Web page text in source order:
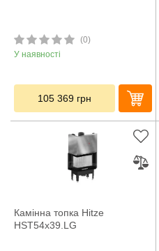
(0)
У наявності
105 369 грн
Камінна топка Hitze
HST54x39.LG